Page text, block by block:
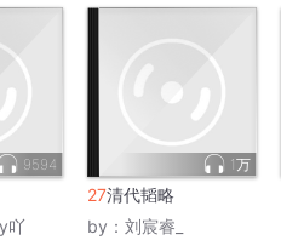
9594
吖
1万
27清代韬略
by： 刘宸睿_